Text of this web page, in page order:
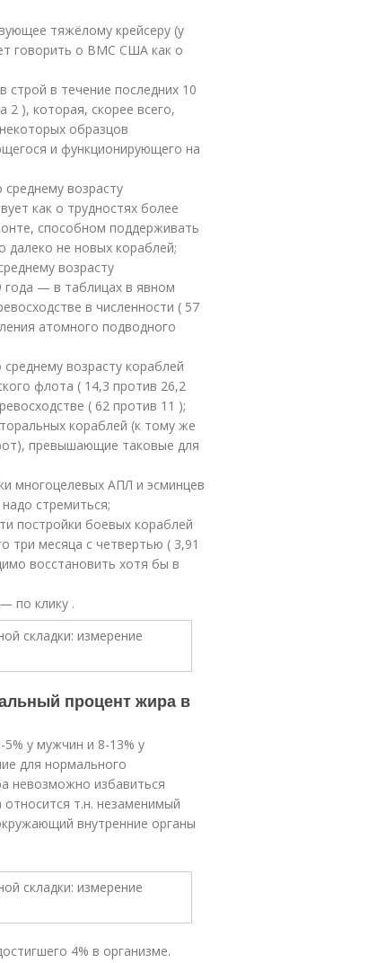
тяжёлому крейсеру (у
говорить о ВМС США как о
строй в течение последних 10
), которая, скорее всего,
образцов
и функционирующего на
возрасту
как о трудностях более
способном поддерживать
не новых кораблей;
возрасту
— в таблицах в явном
в численности ( 57
атомного подводного
возрасту кораблей
флота ( 14,3 против 26,2
( 62 против 11 );
кораблей (к тому же
превышающие таковые для
многоцелевых АПЛ и эсминцев
стремиться;
постройки боевых кораблей
три месяца с четвертью ( 3,91
восстановить хотя бы в
по клику .
процент жира в
у мужчин и 8-13% у
для нормального
невозможно избавиться
т.н. незаменимый
внутренние органы
4% в организме.